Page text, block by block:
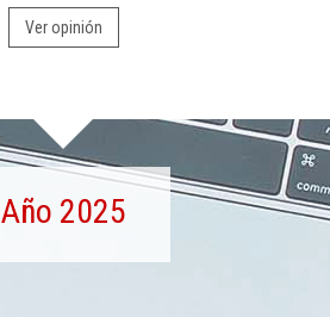
Ver opinión
Año 2025